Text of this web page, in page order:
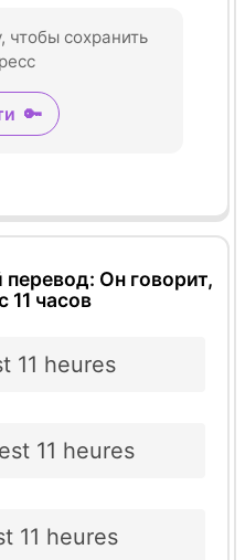
чтобы сохранить
🔑
Он говорит,
11 часов
11 heures
11 heures
11 heures